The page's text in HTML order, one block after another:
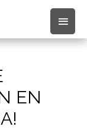
EN